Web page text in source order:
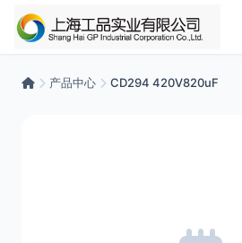
产品中心 CD294 420V820uF